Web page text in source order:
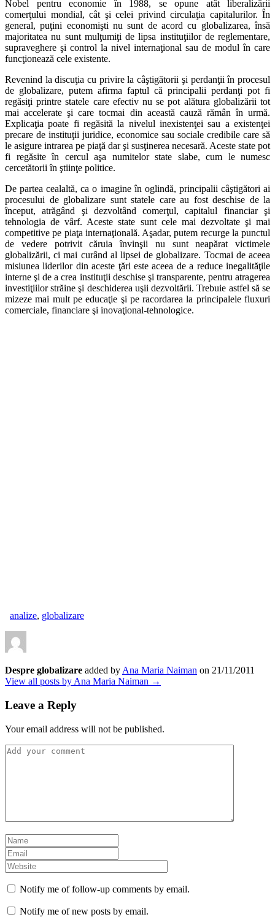
Nobel pentru economie în 1988, se opune atât liberalizării
comerţului mondial, cât şi celei privind circulaţia capitalurilor. În
general, puţini economişti nu sunt de acord cu globalizarea, însă
majoritatea nu sunt mulţumiţi de lipsa instituţiilor de reglementare,
supraveghere şi control la nivel internaţional sau de modul în care
funcţionează cele existente.
Revenind la discuţia cu privire la câştigătorii şi perdanţii în procesul
de globalizare, putem afirma faptul că principalii perdanţi pot fi
regăsiţi printre statele care efectiv nu se pot alătura globalizării tot
mai accelerate şi care tocmai din această cauză rămân în urmă.
Explicaţia poate fi regăsită la nivelul inexistenţei sau a existenţei
precare de instituţii juridice, economice sau sociale credibile care să
le asigure intrarea pe piaţă dar şi susţinerea necesară. Aceste state pot
fi regăsite în cercul aşa numitelor state slabe, cum le numesc
cercetătorii în ştiinţe politice.
De partea cealaltă, ca o imagine în oglindă, principalii câştigători ai
procesului de globalizare sunt statele care au fost deschise de la
început, atrăgând şi dezvoltând comerţul, capitalul financiar şi
tehnologia de vârf. Aceste state sunt cele mai dezvoltate şi mai
competitive pe piaţa internaţională. Aşadar, putem recurge la punctul
de vedere potrivit căruia învinşii nu sunt neapărat victimele
globalizării, ci mai curând al lipsei de globalizare. Tocmai de aceea
misiunea liderilor din aceste ţări este aceea de a reduce inegalităţile
interne şi de a crea instituţii deschise şi transparente, pentru atragerea
investiţiilor străine şi deschiderea uşii dezvoltării. Trebuie astfel să se
mizeze mai mult pe educaţie şi pe racordarea la principalele fluxuri
comerciale, financiare şi inovaţional-tehnologice.
analize, globalizare
Despre globalizare added by Ana Maria Naiman on 21/11/2011
View all posts by Ana Maria Naiman →
Leave a Reply
Your email address will not be published.
Notify me of follow-up comments by email.
Notify me of new posts by email.